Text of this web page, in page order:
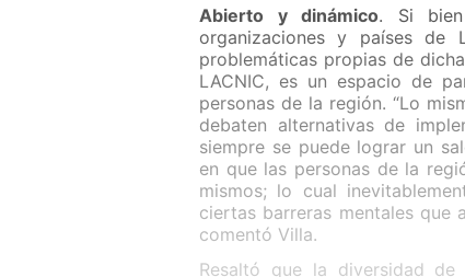
Abierto y dinámico. Si bien
organizaciones y países de
problemáticas propias de
LACNIC, es un espacio de
personas de la región. “Lo
debaten alternativas de
siempre se puede lograr un
en que las personas de la
mismos; lo cual
ciertas barreras mentales que
comentó Villa.
Resaltó que la diversidad